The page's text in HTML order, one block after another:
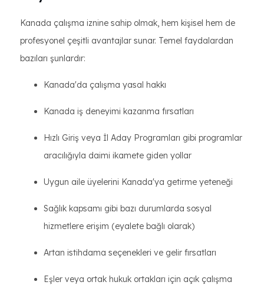
Kanada çalışma iznine sahip olmak, hem kişisel hem de
profesyonel çeşitli avantajlar sunar. Temel faydalardan
bazıları şunlardır:
Kanada'da çalışma yasal hakkı
Kanada iş deneyimi kazanma fırsatları
Hızlı Giriş veya İl Aday Programları gibi programlar
aracılığıyla daimi ikamete giden yollar
Uygun aile üyelerini Kanada'ya getirme yeteneği
Sağlık kapsamı gibi bazı durumlarda sosyal
hizmetlere erişim (eyalete bağlı olarak)
Artan istihdama seçenekleri ve gelir fırsatları
Eşler veya ortak hukuk ortakları için açık çalışma